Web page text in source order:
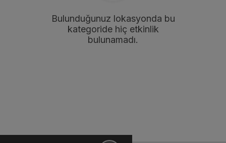
Bulunduğunuz lokasyonda bu
kategoride hiç etkinlik
bulunamadı.